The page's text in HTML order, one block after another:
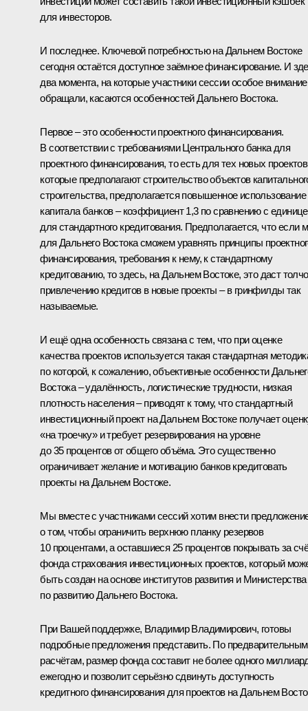
для инвесторов.
И последнее. Ключевой потребностью на Дальнем Востоке
сегодня остаётся доступное заёмное финансирование. И
два момента, на которые участники сессии особое внимание
обращали, касаются особенностей Дальнего Востока.
Первое – это особенности проектного финансирования.
В соответствии с требованиями Центрального банка для
проектного финансирования, то есть для тех новых
которые предполагают строительство объектов
строительства, предполагается повышенное использование
капитала банков – коэффициент 1,3 по сравнению с
для стандартного кредитования. Предполагается, что если
для Дальнего Востока сможем уравнять принципы
финансирования, требования к нему, к стандартному
кредитованию, то здесь, на Дальнем Востоке, это даст
привлечению кредитов в новые проекты – в гринфилды так
называемые.
И ещё одна особенность связана с тем, что при оценке
качества проектов используется такая стандартная
по которой, к сожалению, объективные особенности
Востока – удалённость, логистические трудности, низкая
плотность населения – приводят к тому, что стандартный
инвестиционный проект на Дальнем Востоке получает
«на троечку» и требует резервирования на уровне
до 35 процентов от общего объёма. Это существенно
ограничивает желание и мотивацию банков кредитовать
проекты на Дальнем Востоке.
Мы вместе с участниками сессий хотим внести
о том, чтобы ограничить верхнюю планку резервов
10 процентами, а оставшиеся 25 процентов покрывать за
фонда страхования инвестиционных проектов, который
быть создан на основе институтов развития и Министерства
по развитию Дальнего Востока.
При Вашей поддержке, Владимир Владимирович, готовы
подробные предложения представить. По предварительным
расчётам, размер фонда составит не более одного
ежегодно и позволит серьёзно сдвинуть доступность
кредитного финансирования для проектов на Дальнем